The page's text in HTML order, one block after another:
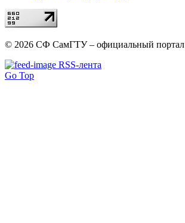
© 2026 СФ СамГТУ – официальный портал
RSS-лента
Go Top